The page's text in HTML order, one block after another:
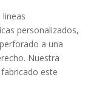
personalizados,
a una
Nuestra
este